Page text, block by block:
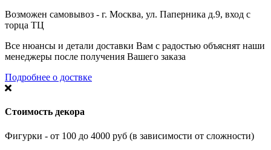
Возможен самовывоз - г. Москва, ул. Паперника д.9, вход с
торца ТЦ
Все нюансы и детали доставки Вам с радостью объяснят наши
менеджеры после получения Вашего заказа
Подробнее о доствке
Стоимость декора
Фигурки - от 100 до 4000 руб (в зависимости от сложности)